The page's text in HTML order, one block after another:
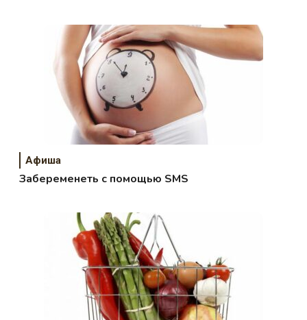
Афиша
Забеременеть с помощью SMS